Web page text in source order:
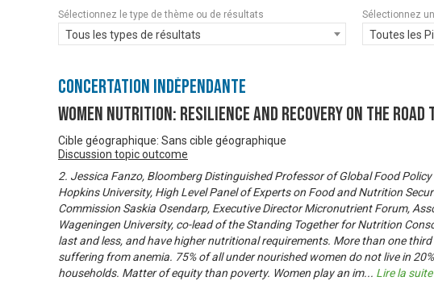
Sélectionnez le type de thème ou de résultats
Tous les types de résultats
Sélectionnez
Toutes les
Concertation Indépendante
Women Nutrition: Resilience and Recovery on the Road
Cible géographique: Sans cible géographique
Discussion topic outcome
2. Jessica Fanzo, Bloomberg Distinguished Professor of Global Food
Hopkins University, High Level Panel of Experts on Food and Nutrition
Commission Saskia Osendarp, Executive Director Micronutrient Forum,
Wageningen University, co-lead of the Standing Together for Nutrition
last and less, and have higher nutritional requirements. More than one
suffering from anemia. 75% of all under nourished women do not live in
households. Matter of equity than poverty. Women play an im... Lire la suite